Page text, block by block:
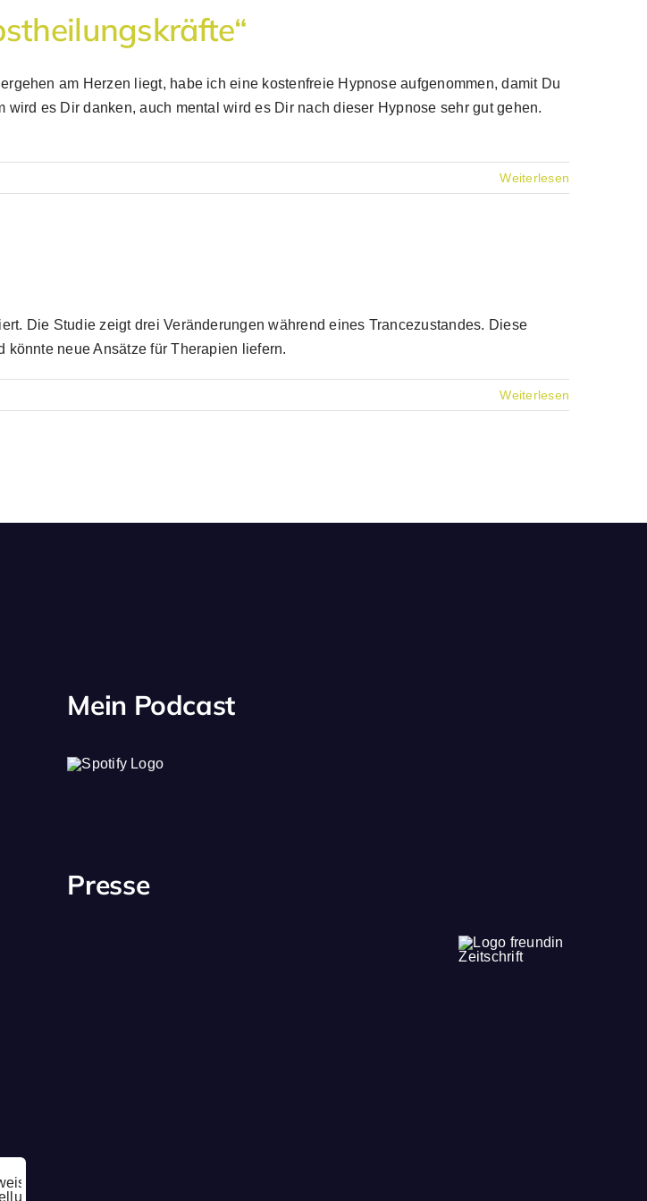
am Herzen liegt, habe ich eine kostenfreie Hypnose aufgenommen, damit Du
es Dir danken, auch mental wird es Dir nach dieser Hypnose sehr gut gehen.
Weiterlesen
Die Studie zeigt drei Veränderungen während eines Trancezustandes. Diese
neue Ansätze für Therapien liefern.
Weiterlesen
Mein Podcast
Presse